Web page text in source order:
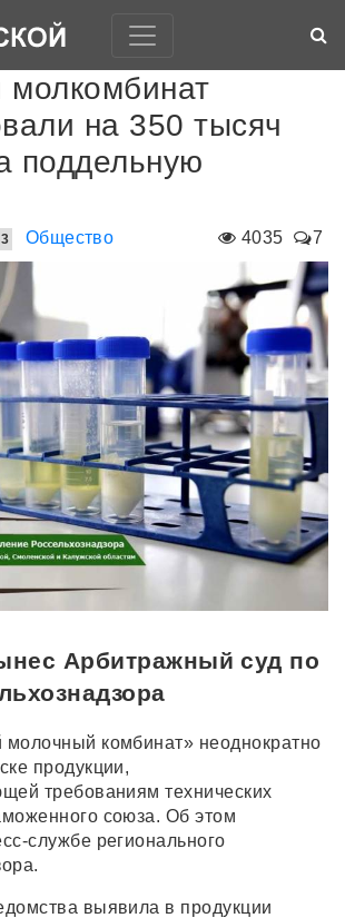
молкомбинат
на 350 тысяч
поддельную
4035 7
Общество
Арбитражный суд по
комбинат» неоднократно
продукции,
требованиям технических
союза. Об этом
службе регионального
выявила в продукции